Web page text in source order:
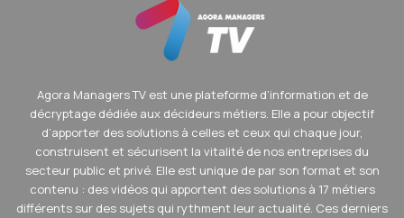
Alexandre Carré : On est loin de voter cette loi ?
SesamLLD travaille et a travaillé avec le
spécificités pour la location. Et hier, une autre proposition
de loi a été déposée par une autre député de l’Ain et qui, en
revanche, ne propose pas de sanction mais qui accélère
encore le verdissement en réduisant le parc automobile
français.
Agora Managers TV est une plateforme d’information et de
décryptage dédiée aux décideurs métiers. Elle a pour objectif
d’apporter des solutions à celles et ceux qui chaque jour,
construisent et sécurisent la vitalité de nos entreprises du
secteur public et privé. Elle est unique de par son format et son
contenu : des vidéos qui apportent des solutions à 17 métiers
différents sur des sujets qui rythment leur actualité. Ces derniers